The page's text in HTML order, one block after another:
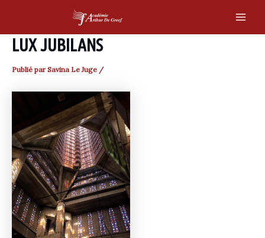
content
LUX JUBILANS
Publié par Savina Le Juge /